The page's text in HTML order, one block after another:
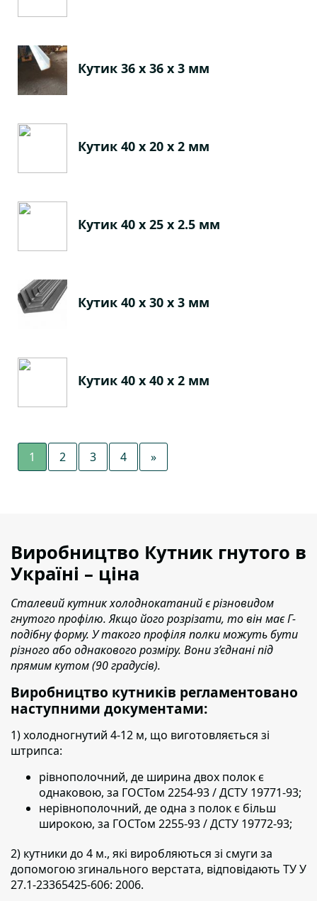
Кутик 36 х 36 х 3 мм
Кутик 40 х 20 х 2 мм
Кутик 40 х 25 х 2.5 мм
Кутик 40 х 30 х 3 мм
Кутик 40 х 40 х 2 мм
1 2 3 4 »
Виробництво Кутник гнутого в
Україні – ціна
Сталевий кутник холоднокатаний є різновидом
гнутого профілю. Якщо його розрізати, то він має Г-
подібну форму. У такого профіля полки можуть бути
різного або однакового розміру. Вони з’єднані під
прямим кутом (90 градусів).
Виробництво кутників регламентовано
наступними документами:
1) холодногнутий 4-12 м, що виготовляється зі
штрипса:
рівнополочний, де ширина двох полок є
однаковою, за ГОСТом 2254-93 / ДСТУ 19771-93;
нерівнополочний, де одна з полок є більш
широкою, за ГОСТом 2255-93 / ДСТУ 19772-93;
2) кутники до 4 м., які виробляються зі смуги за
допомогою згинального верстата, відповідають ТУ У
27.1-23365425-606: 2006.